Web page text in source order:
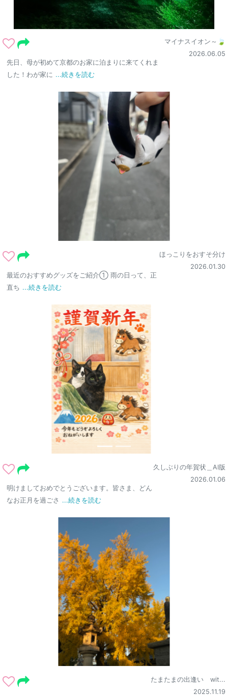
マイナスイオン～🍃
2026.06.05
先日、母が初めて京都のお家に泊まりに来てくれま
した！わが家に ...続きを読む
ほっこりをおすそ分け
2026.01.30
最近のおすすめグッズをご紹介① 雨の日って、正
直ち ...続きを読む
久しぶりの年賀状＿AI版
2026.01.06
明けましておめでとうございます。皆さま、どん
なお正月を過ごさ ...続きを読む
たまたまの出逢い wit...
2025.11.19